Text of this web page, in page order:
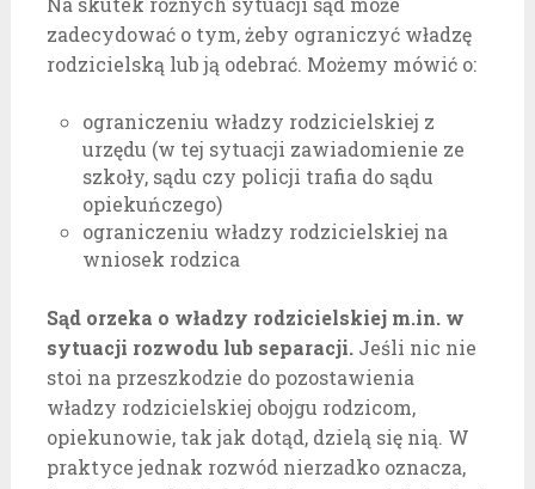
zadecydować o tym, żeby ograniczyć władzę
rodzicielską lub ją odebrać. Możemy mówić o:
ograniczeniu władzy rodzicielskiej z
urzędu (w tej sytuacji zawiadomienie ze
szkoły, sądu czy policji trafia do sądu
opiekuńczego)
ograniczeniu władzy rodzicielskiej na
wniosek rodzica
Sąd orzeka o władzy rodzicielskiej m.in. w
sytuacji rozwodu lub separacji.Jeśli nic nie
stoi na przeszkodzie do pozostawienia
władzy rodzicielskiej obojgu rodzicom,
opiekunowie, tak jak dotąd, dzielą się nią. W
praktyce jednak rozwód nierzadko oznacza,